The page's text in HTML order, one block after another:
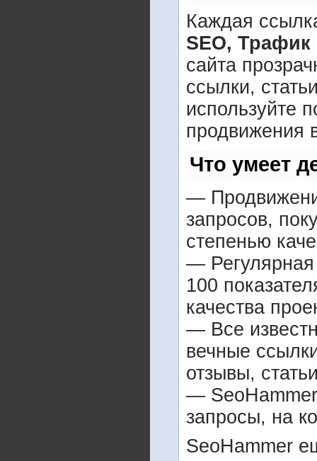
Каждая
SEO, Трафик
сайта
ссылки,
используйте
продвижения
Что умеет
—
запросов,
степенью
— Регулярная
100
качества
— Все
вечные
отзывы,
— SeoHammer
запросы, на
SeoHammer